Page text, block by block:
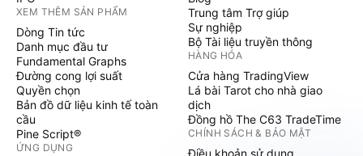
XEM THÊM SẢN PHẨM
Dòng Tin tức
Danh mục đầu tư
Fundamental Graphs
Đường cong lợi suất
Quyền chọn
Bản đồ dữ liệu kinh tế toàn
cầu
Pine Script®
ỨNG DỤNG
Trung tâm Trợ giúp
Sự nghiệp
Bộ Tài liệu truyền thông
HÀNG HÓA
Cửa hàng TradingView
Lá bài Tarot cho nhà giao
dịch
Đồng hồ The C63 TradeTime
CHÍNH SÁCH & BẢO MẬT
Điều khoản sử dụng